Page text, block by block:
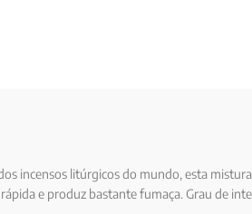
incensos litúrgicos do mundo, esta
e produz bastante fumaça. Grau de